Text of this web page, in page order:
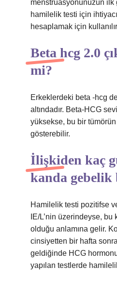
menstruasyonunuzun
hamilelik testi için
hesaplamak için
Beta hcg 2.0
mi?
Erkeklerdeki beta -hcg
altındadır. Beta-HCG
yüksekse, bu bir tümörün
gösterebilir.
İlişkiden kaç
kanda
Hamilelik testi pozitifse
IE/L’nin üzerindeyse,
olduğu anlamına gelir.
cinsiyetten bir hafta
geldiğinde HCG
yapılan testlerde